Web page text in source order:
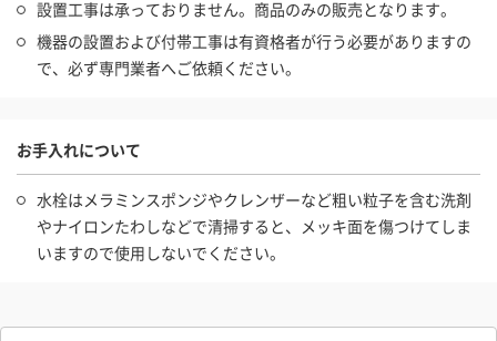
設置工事は承っておりません。商品のみの販売となります。
機器の設置および付帯工事は有資格者が行う必要がありますの
で、必ず専門業者へご依頼ください。
お手入れについて
水栓はメラミンスポンジやクレンザーなど粗い粒子を含む洗剤
やナイロンたわしなどで清掃すると、メッキ面を傷つけてしま
いますので使用しないでください。